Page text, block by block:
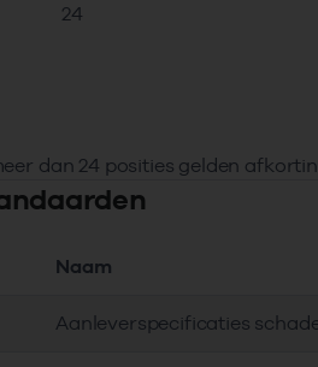
24
dan 24 posities gelden
Naam
Aanleverspecificaties